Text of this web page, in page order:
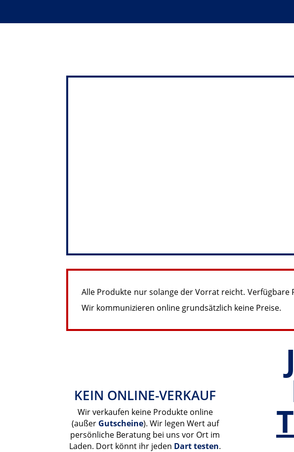
Alle Produkte nur solange der Vorrat reicht. Verfügbare
Wir kommunizieren online grundsätzlich keine Preise.
KEIN ONLINE-VERKAUF
Wir verkaufen keine Produkte online
(außer Gutscheine). Wir legen Wert auf
persönliche Beratung bei uns vor Ort im
Laden. Dort könnt ihr jeden Dart testen.